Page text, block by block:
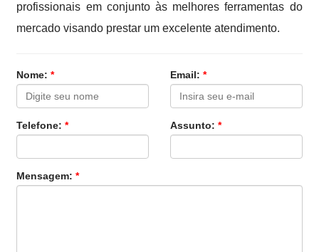
profissionais em conjunto às melhores ferramentas do
mercado visando prestar um excelente atendimento.
Nome:* Email: *
Telefone:* Assunto: *
Mensagem:*